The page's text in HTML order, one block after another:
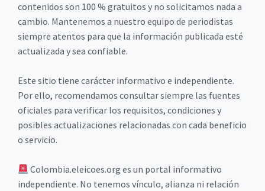
contenidos son 100 % gratuitos y no solicitamos nada a
cambio. Mantenemos a nuestro equipo de periodistas
siempre atentos para que la información publicada esté
actualizada y sea confiable.
Este sitio tiene carácter informativo e independiente.
Por ello, recomendamos consultar siempre las fuentes
oficiales para verificar los requisitos, condiciones y
posibles actualizaciones relacionadas con cada beneficio
o servicio.
Colombia.eleicoes.org es un portal informativo
independiente. No tenemos vínculo, alianza ni relación